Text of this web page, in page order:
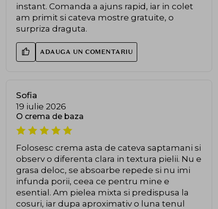
instant. Comanda a ajuns rapid, iar in colet
am primit si cateva mostre gratuite, o
surpriza draguta.
ADAUGA UN COMENTARIU
Sofia
19 iulie 2026
O crema de baza
Folosesc crema asta de cateva saptamani si
observ o diferenta clara in textura pielii. Nu e
grasa deloc, se absoarbe repede si nu imi
infunda porii, ceea ce pentru mine e
esential. Am pielea mixta si predispusa la
cosuri, iar dupa aproximativ o luna tenul